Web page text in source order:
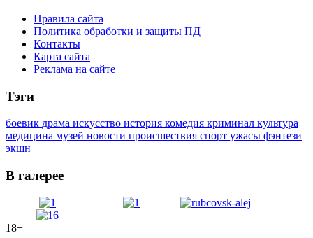
Правила сайта
Политика обработки и защиты ПД
Контакты
Карта сайта
Реклама на сайте
Тэги
боевик драма искусство история комедия криминал культура
медицина музей новости происшествия спорт ужасы фэнтези
экшн
В галерее
18+